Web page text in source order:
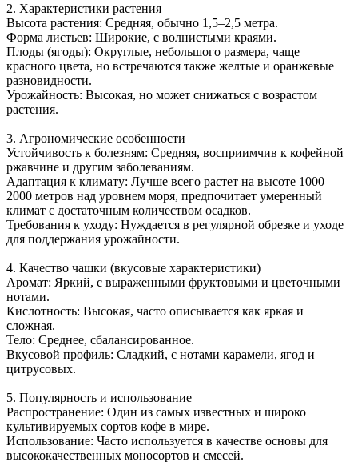
2. Характеристики растения
Высота растения: Средняя, обычно 1,5–2,5 метра.
Форма листьев: Широкие, с волнистыми краями.
Плоды (ягоды): Округлые, небольшого размера, чаще
красного цвета, но встречаются также желтые и оранжевые
разновидности.
Урожайность: Высокая, но может снижаться с возрастом
растения.
3. Агрономические особенности
Устойчивость к болезням: Средняя, восприимчив к кофейной
ржавчине и другим заболеваниям.
Адаптация к климату: Лучше всего растет на высоте 1000–
2000 метров над уровнем моря, предпочитает умеренный
климат с достаточным количеством осадков.
Требования к уходу: Нуждается в регулярной обрезке и уходе
для поддержания урожайности.
4. Качество чашки (вкусовые характеристики)
Аромат: Яркий, с выраженными фруктовыми и цветочными
нотами.
Кислотность: Высокая, часто описывается как яркая и
сложная.
Тело: Среднее, сбалансированное.
Вкусовой профиль: Сладкий, с нотами карамели, ягод и
цитрусовых.
5. Популярность и использование
Распространение: Один из самых известных и широко
культивируемых сортов кофе в мире.
Использование: Часто используется в качестве основы для
высококачественных моносортов и смесей.